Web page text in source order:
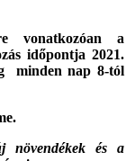
vonatkozóan a
időpontja 2021.
minden nap 8-tól
növendékek és a